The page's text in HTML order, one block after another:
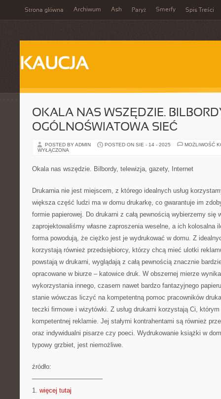
Strona główna Archiwum Ash Paryż Smerfy Spis Treści
KAUCJA
OKALA NAS WSZĘDZIE.
OGÓLNOŚWIATOWA SIEĆ
POSTED BY ADMIN POSTED ON SIE - 14 - 2025
MOŻLIWOŚĆ
WYŁĄCZONA
Okala nas wszędzie. Bilbordy, telewizja, gazety, Internet
Drukarnia nie jest miejscem, z którego idealnych usług
większa część ludzi ma w domu drukarkę, co gwarantuje im
formie papierowej. Do drukarni z całą pewnością wybierzemy się
zaprojektowaliśmy własne zaproszenia weselne, a ich kolosalna
forma powodują, że ciężko jest je wydrukować w domu. Z
korzystają również przedsiębiorcy, którzy chcą mieć ulotki
powstają w drukarni, wyglądają z całą pewnością znacznie
opracowane w biurze – katowice druk. W obszernej mierze
wykorzystania innego, czasem nawet bardzo fantazyjnego
stanie wówczas liczyć na kompetentną pomoc pracowników
teczki firmowe i wizytówki. Z usług drukarni korzystają Ci,
kompetentnej reklamie. Jej stałymi kontrahentami są również
oraz indywidualni pisarze czy poeci. Wydrukowanie książki w
typowy grzbiet, jest niemożliwe.
źródło:
———————————
1. więcej tutaj